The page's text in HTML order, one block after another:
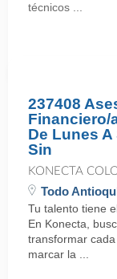
técnicos ...
237408
Financiero/
De Lunes
Sin
KONECTA
Todo
Tu talento tiene
En Konecta,
transformar
marcar la ...